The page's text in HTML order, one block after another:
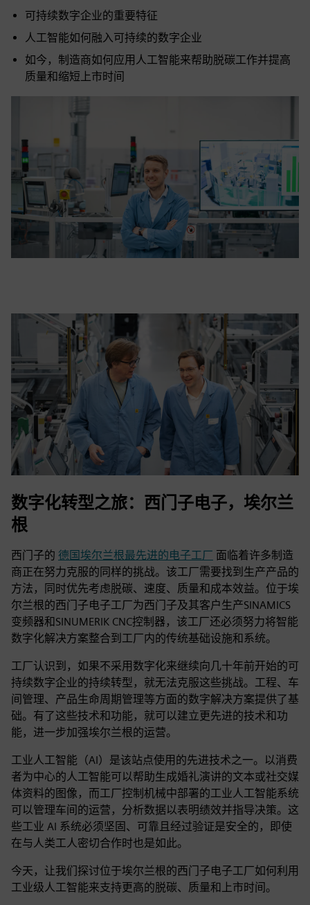
可持续数字企业的重要特征
人工智能如何融入可持续的数字企业
如今，制造商如何应用人工智能来帮助脱碳工作并提高
质量和缩短上市时间
数字化转型之旅：西门子电子，埃尔兰
根
西门子的 德国埃尔兰根最先进的电子工厂 面临着许多制造
商正在努力克服的同样的挑战。该工厂需要找到生产产品的
方法，同时优先考虑脱碳、速度、质量和成本效益。位于埃
尔兰根的西门子电子工厂为西门子及其客户生产SINAMICS
变频器和SINUMERIK CNC控制器，该工厂还必须努力将智能
数字化解决方案整合到工厂内的传统基础设施和系统。
工厂认识到，如果不采用数字化来继续向几十年前开始的可
持续数字企业的持续转型，就无法克服这些挑战。工程、车
间管理、产品生命周期管理等方面的数字解决方案提供了基
础。有了这些技术和功能，就可以建立更先进的技术和功
能，进一步加强埃尔兰根的运营。
工业人工智能（AI）是该站点使用的先进技术之一。以消费
者为中心的人工智能可以帮助生成婚礼演讲的文本或社交媒
体资料的图像，而工厂控制机械中部署的工业人工智能系统
可以管理车间的运营，分析数据以表明绩效并指导决策。这
些工业 AI 系统必须坚固、可靠且经过验证是安全的，即使
在与人类工人密切合作时也是如此。
今天，让我们探讨位于埃尔兰根的西门子电子工厂如何利用
工业级人工智能来支持更高的脱碳、质量和上市时间。